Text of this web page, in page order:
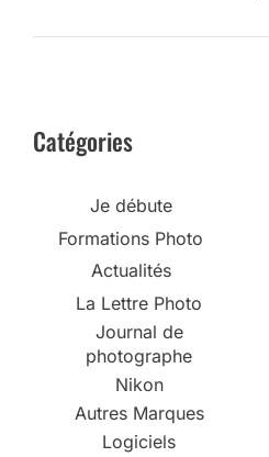
Catégories
Je débute
Formations Photo
Actualités
La Lettre Photo
Journal de
photographe
Nikon
Autres Marques
Logiciels